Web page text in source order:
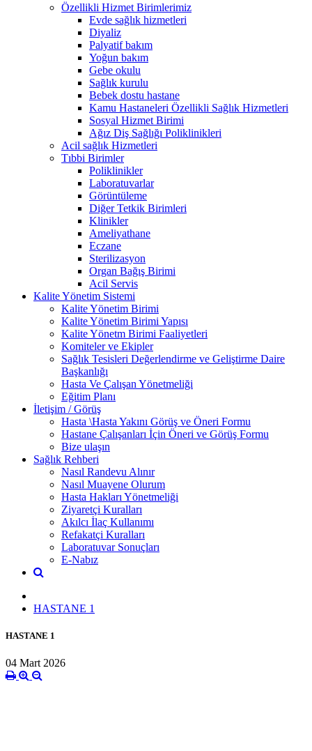
Özellikli Hizmet Birimlerimiz
Evde sağlık hizmetleri
Diyaliz
Palyatif bakım
Yoğun bakım
Gebe okulu
Sağlık kurulu
Bebek dostu hastane
Kamu Hastaneleri Özellikli Sağlık Hizmetleri
Sosyal Hizmet Birimi
Ağız Diş Sağlığı Poliklinikleri
Acil sağlık Hizmetleri
Tıbbi Birimler
Poliklinikler
Laboratuvarlar
Görüntüleme
Diğer Tetkik Birimleri
Klinikler
Ameliyathane
Eczane
Sterilizasyon
Organ Bağış Birimi
Acil Servis
Kalite Yönetim Sistemi
Kalite Yönetim Birimi
Kalite Yönetim Birimi Yapısı
Kalite Yönetm Birimi Faaliyetleri
Komiteler ve Ekipler
Sağlık Tesisleri Değerlendirme ve Geliştirme Daire
Başkanlığı
Hasta Ve Çalışan Yönetmeliği
Eğitim Planı
İletişim / Görüş
Hasta \Hasta Yakını Görüş ve Öneri Formu
Hastane Çalışanları İçin Öneri ve Görüş Formu
Bize ulaşın
Sağlık Rehberi
Nasıl Randevu Alınır
Nasıl Muayene Olurum
Hasta Hakları Yönetmeliği
Ziyaretçi Kuralları
Akılcı İlaç Kullanımı
Refakatçi Kuralları
Laboratuvar Sonuçları
E-Nabız
HASTANE 1
HASTANE 1
04 Mart 2026